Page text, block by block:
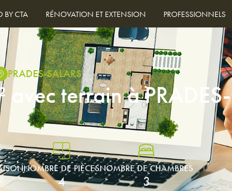
BY CTA RÉNOVATION ET EXTENSION PROFESSIONNELS
PRADES-SALARS
avec terrain à PRADES-
NOMBRE DE PIÈCES
4
NOMBRE DE CHAMBRES
3